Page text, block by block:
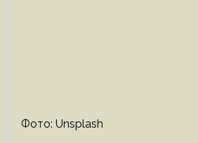
Фото: Unsplash